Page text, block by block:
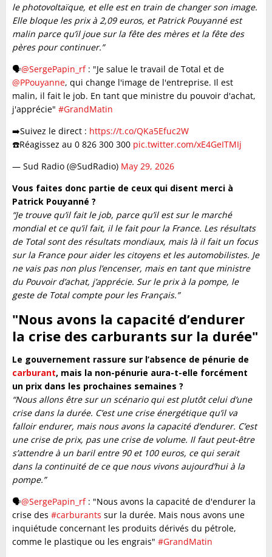
le photovoltaïque, et elle est en train de changer son image.
Elle bloque les prix à 2,09 euros, et Patrick Pouyanné est
malin parce qu’il joue sur la fête des mères et la fête des
pères pour continuer.”
🗣️@SergePapin_rf: "Je salue le travail de Total et de
@PPouyanne, qui change l'image de l'entreprise. Il est
malin, il fait le job. En tant que ministre du pouvoir d'achat,
j'apprécie" #GrandMatin
➡️Suivez le direct : https://t.co/QKa5Efuc2W
☎️Réagissez au 0 826 300 300 pic.twitter.com/xE4GeITMIj
— Sud Radio (@SudRadio) May 29, 2026
Vous faites donc partie de ceux qui disent merci à
Patrick Pouyanné ?
“Je trouve qu’il fait le job, parce qu’il est sur le marché
mondial et ce qu’il fait, il le fait pour la France. Les résultats
de Total sont des résultats mondiaux, mais là il fait un focus
sur la France pour aider les citoyens et les automobilistes. Je
ne vais pas non plus l’encenser, mais en tant que ministre
du Pouvoir d’achat, j’apprécie. Sur le prix à la pompe, le
geste de Total compte pour les Français.”
"Nous avons la capacité d’endurer
la crise des carburants sur la durée"
Le gouvernement rassure sur l’absence de pénurie de
carburant, mais la non-pénurie aura-t-elle forcément
un prix dans les prochaines semaines ?
“Nous allons être sur un scénario qui est plutôt celui d’une
crise dans la durée. C’est une crise énergétique qu’il va
falloir endurer, mais nous avons la capacité d’endurer. C’est
une crise de prix, pas une crise de volume. Il faut peut-être
s’attendre à un baril entre 90 et 100 euros, ce qui serait
dans la continuité de ce que nous vivons aujourd’hui à la
pompe.”
🗣️@SergePapin_rf: "Nous avons la capacité de d'endurer la
crise des #carburants sur la durée. Mais nous avons une
inquiétude concernant les produits dérivés du pétrole,
comme le plastique ou les engrais" #GrandMatin